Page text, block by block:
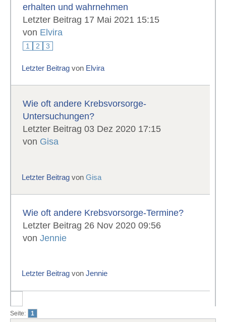
erhalten und wahrnehmen
Letzter Beitrag 17 Mai 2021 15:15
von Elvira
1 2 3
Letzter Beitrag von Elvira
Wie oft andere Krebsvorsorge-
Untersuchungen?
Letzter Beitrag 03 Dez 2020 17:15
von Gisa
Letzter Beitrag vonGisa
Wie oft andere Krebsvorsorge-Termine?
Letzter Beitrag 26 Nov 2020 09:56
vonJennie
Letzter Beitrag vonJennie
Seite: 1